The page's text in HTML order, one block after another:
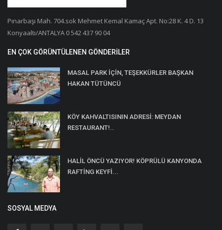
Pınarbaşı Mah. 704.sok Mehmet Kemal Kamaç Apt. No:28 K. 4 D. 13
Konyaaltı/ANTALYA 0 542 437 90 04
EN ÇOK GÖRÜNTÜLENEN GÖNDERILER
MASAL PARK İÇİN, TEŞEKKÜRLER BAŞKAN
HAKAN TÜTÜNCÜ
KÖY KAHVALTISININ ADRESİ: MEYDAN
RESTAURANT!..
HALİL ÖNCÜ YAZIYOR! KÖPRÜLÜ KANYONDA
RAFTİNG KEYFİ...
SOSYAL MEDYA